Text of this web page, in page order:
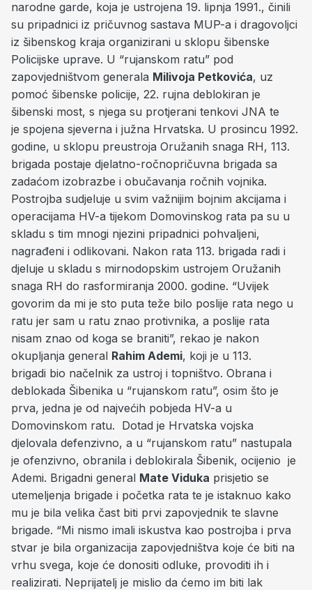
narodne garde, koja je ustrojena 19. lipnja 1991., činili
su pripadnici iz pričuvnog sastava MUP-a i dragovoljci
iz šibenskog kraja organizirani u sklopu šibenske
Policijske uprave. U “rujanskom ratu” pod
zapovjedništvom generala Milivoja Petkovića, uz
pomoć šibenske policije, 22. rujna deblokiran je
šibenski most, s njega su protjerani tenkovi JNA te
je spojena sjeverna i južna Hrvatska. U prosincu 1992.
godine, u sklopu preustroja Oružanih snaga RH, 113.
brigada postaje djelatno-ročnopričuvna brigada sa
zadaćom izobrazbe i obučavanja ročnih vojnika.
Postrojba sudjeluje u svim važnijim bojnim akcijama i
operacijama HV-a tijekom Domovinskog rata pa su u
skladu s tim mnogi njezini pripadnici pohvaljeni,
nagrađeni i odlikovani. Nakon rata 113. brigada radi i
djeluje u skladu s mirnodopskim ustrojem Oružanih
snaga RH do rasformiranja 2000. godine. “Uvijek
govorim da mi je sto puta teže bilo poslije rata nego u
ratu jer sam u ratu znao protivnika, a poslije rata
nisam znao od koga se braniti”, rekao je nakon
okupljanja general Rahim Ademi, koji je u 113.
brigadi bio načelnik za ustroj i topništvo. Obrana i
deblokada Šibenika u “rujanskom ratu”, osim što je
prva, jedna je od najvećih pobjeda HV-a u
Domovinskom ratu. Dotad je Hrvatska vojska
djelovala defenzivno, a u “rujanskom ratu” nastupala
je ofenzivno, obranila i deblokirala Šibenik, ocijenio je
Ademi. Brigadni general Mate Viduka prisjetio se
utemeljenja brigade i početka rata te je istaknuo kako
mu je bila velika čast biti prvi zapovjednik te slavne
brigade. “Mi nismo imali iskustva kao postrojba i prva
stvar je bila organizacija zapovjedništva koje će biti na
vrhu svega, koje će donositi odluke, provoditi ih i
realizirati. Neprijatelj je mislio da ćemo im biti lak